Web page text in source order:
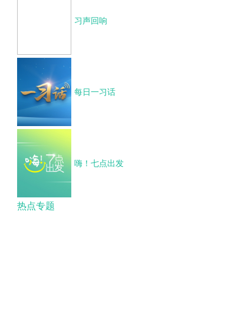
习声回响
每日一习话
嗨！七点出发
热点专题